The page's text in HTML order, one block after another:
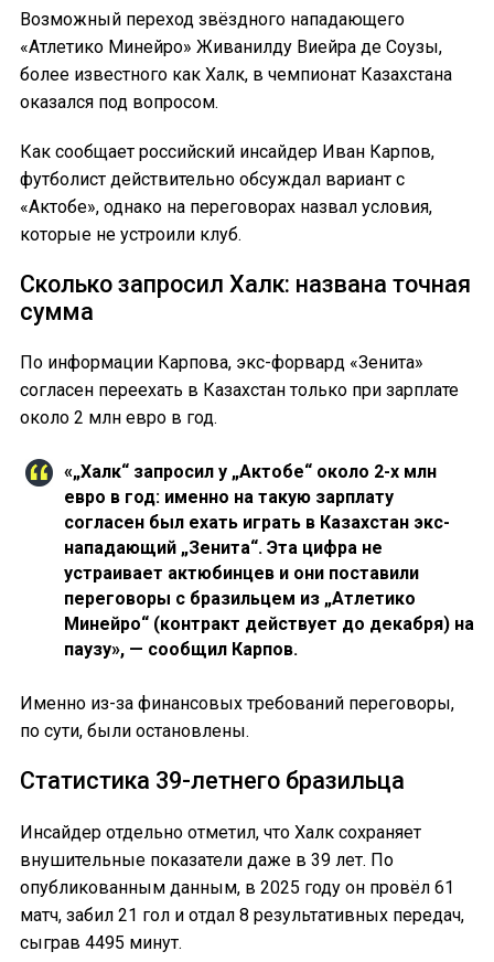
Возможный переход звёздного нападающего
«Атлетико Минейро» Живанилду Виейра де Соузы,
более известного как Халк, в чемпионат Казахстана
оказался под вопросом.
Как сообщает российский инсайдер Иван Карпов,
футболист действительно обсуждал вариант с
«Актобе», однако на переговорах назвал условия,
которые не устроили клуб.
Сколько запросил Халк: названа точная
сумма
По информации Карпова, экс-форвард «Зенита»
согласен переехать в Казахстан только при зарплате
около 2 млн евро в год.
«„Халк“ запросил у „Актобе“ около 2-х млн
евро в год: именно на такую зарплату
согласен был ехать играть в Казахстан экс-
нападающий „Зенита“. Эта цифра не
устраивает актюбинцев и они поставили
переговоры с бразильцем из „Атлетико
Минейро“ (контракт действует до декабря) на
паузу», — сообщил Карпов.
Именно из-за финансовых требований переговоры,
по сути, были остановлены.
Статистика 39-летнего бразильца
Инсайдер отдельно отметил, что Халк сохраняет
внушительные показатели даже в 39 лет. По
опубликованным данным, в 2025 году он провёл 61
матч, забил 21 гол и отдал 8 результативных передач,
сыграв 4495 минут.